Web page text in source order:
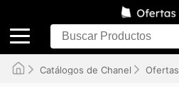
Catálogos de Chanel Ofertas